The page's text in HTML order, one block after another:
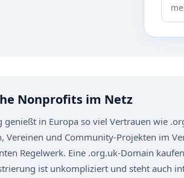
Nonprofits im Netz
in Europa so viel Vertrauen wie
Vereinen und Community-Projekten im
Regelwerk. Eine .org.uk-Domain
ist unkompliziert und steht auch